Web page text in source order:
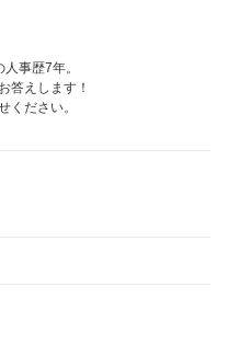
事歴7年。
答えします！
ください。